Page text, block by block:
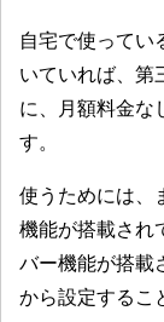
自宅で使ってい
いていれば、第
に、月額料金な
す。
使うためには、
機能が搭載され
バー機能が搭載
から設定するこ